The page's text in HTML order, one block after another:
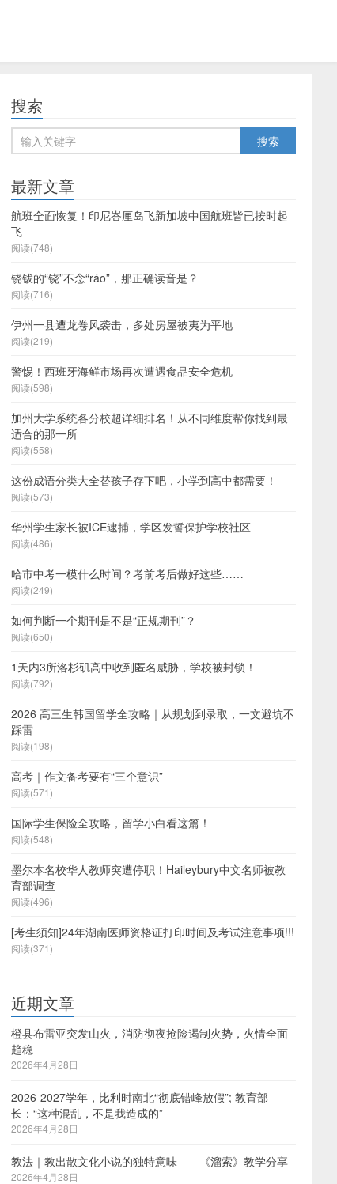
搜索
最新文章
航班全面恢复！印尼峇厘岛飞新加坡中国航班皆已按时起
飞
阅读(748)
铙钹的“铙”不念“ráo”，那正确读音是？
阅读(716)
伊州一县遭龙卷风袭击，多处房屋被夷为平地
阅读(219)
警惕！西班牙海鲜市场再次遭遇食品安全危机
阅读(598)
加州大学系统各分校超详细排名！从不同维度帮你找到最
适合的那一所
阅读(558)
这份成语分类大全替孩子存下吧，小学到高中都需要！
阅读(573)
华州学生家长被ICE逮捕，学区发誓保护学校社区
阅读(486)
哈市中考一模什么时间？考前考后做好这些……
阅读(249)
如何判断一个期刊是不是“正规期刊”？
阅读(650)
1天内3所洛杉矶高中收到匿名威胁，学校被封锁！
阅读(792)
2026 高三生韩国留学全攻略｜从规划到录取，一文避坑不
踩雷
阅读(198)
高考｜作文备考要有“三个意识”
阅读(571)
国际学生保险全攻略，留学小白看这篇！
阅读(548)
墨尔本名校华人教师突遭停职！Haileybury中文名师被教
育部调查
阅读(496)
[考生须知]24年湖南医师资格证打印时间及考试注意事项!!!
阅读(371)
近期文章
橙县布雷亚突发山火，消防彻夜抢险遏制火势，火情全面
趋稳
2026年4月28日
2026-2027学年，比利时南北“彻底错峰放假”; 教育部
长：“这种混乱，不是我造成的”
2026年4月28日
教法｜教出散文化小说的独特意味——《溜索》教学分享
2026年4月28日